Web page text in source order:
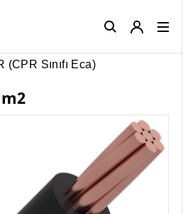
Sınıfı Eca)
Close